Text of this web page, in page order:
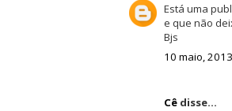
Está uma
e que não
Bjs
10 maio,
Cêdisse...